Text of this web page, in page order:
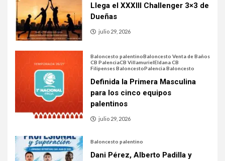
Llega el XXXIII Challenger 3×3 de
Dueñas
julio 29, 2026
Baloncesto palentinoBaloncesto Venta de Baños
CB PalenciaCB VillamurielEldana CB
Filipenses BaloncestoPalencia Baloncesto
Definida la Primera Masculina
para los cinco equipos
palentinos
julio 29, 2026
Baloncesto palentino
Dani Pérez, Alberto Padilla y